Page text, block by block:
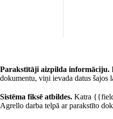
Parakstītāji aizpilda informāciju.
dokumentu, viņi ievada datus šajos
Sistēma fiksē atbildes. Katra
Agrello darba telpā ar parakstīto